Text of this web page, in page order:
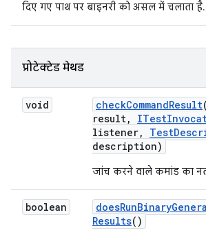
दिए गए पाथ पर बाइनरी को असल में चलाता है.
प्रोटेक्टेड मेथड
void checkCommandResult(
result, ITest
listener, Test
description)
जांच करने वाले कमांड का
boolean doesRunBinary
Results()